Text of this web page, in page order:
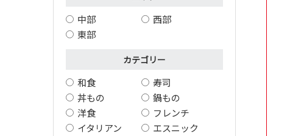
中部
西部
東部
カテゴリー
和食
寿司
丼もの
鍋もの
洋食
フレンチ
イタリアン
エスニック